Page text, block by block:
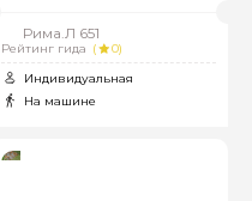
Рима.Л 651
Рейтинг гида (
0)
Индивидуальная
На машине